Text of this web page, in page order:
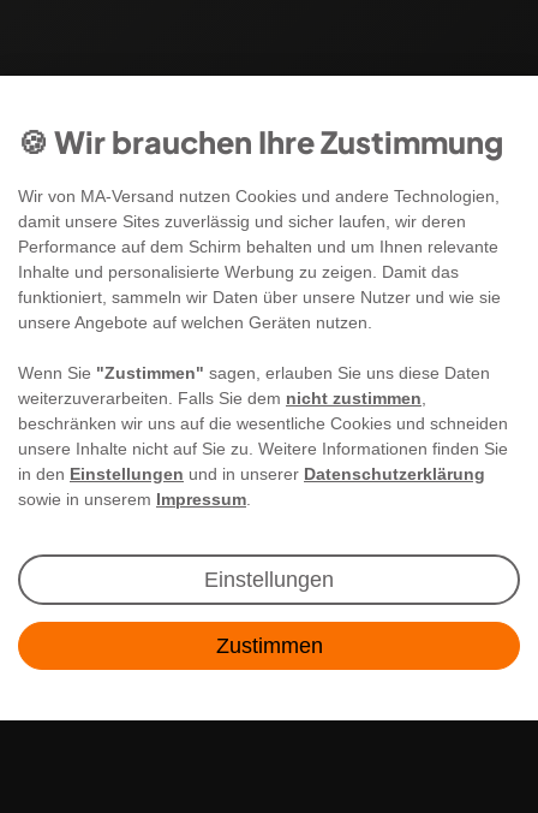
🍪 Wir brauchen Ihre Zustimmung
Wir von MA-Versand nutzen Cookies und andere Technologien,
damit unsere Sites zuverlässig und sicher laufen, wir deren
Performance auf dem Schirm behalten und um Ihnen relevante
Inhalte und personalisierte Werbung zu zeigen. Damit das
funktioniert, sammeln wir Daten über unsere Nutzer und wie sie
unsere Angebote auf welchen Geräten nutzen.
Wenn Sie "Zustimmen" sagen, erlauben Sie uns diese Daten
weiterzuverarbeiten. Falls Sie dem nicht zustimmen
beschränken wir uns auf die wesentliche Cookies und schneiden
unsere Inhalte nicht auf Sie zu. Weitere Informationen finden Sie
in den Einstellungen und in unserer Datenschutzerklärung
sowie in unserem Impressum
Einstellungen
Zustimmen
Newsletter Anmeldung
Angebote & Rabatte per E-Mail erhalten - Geld
sparen war noch nie so einfach!